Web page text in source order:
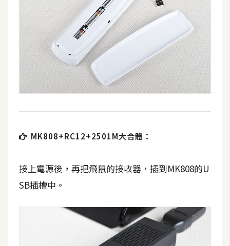
MK808+RC12+2501M大合體：
接上電源後，再把飛鼠的接收器，插到MK808的U
SB插槽中。